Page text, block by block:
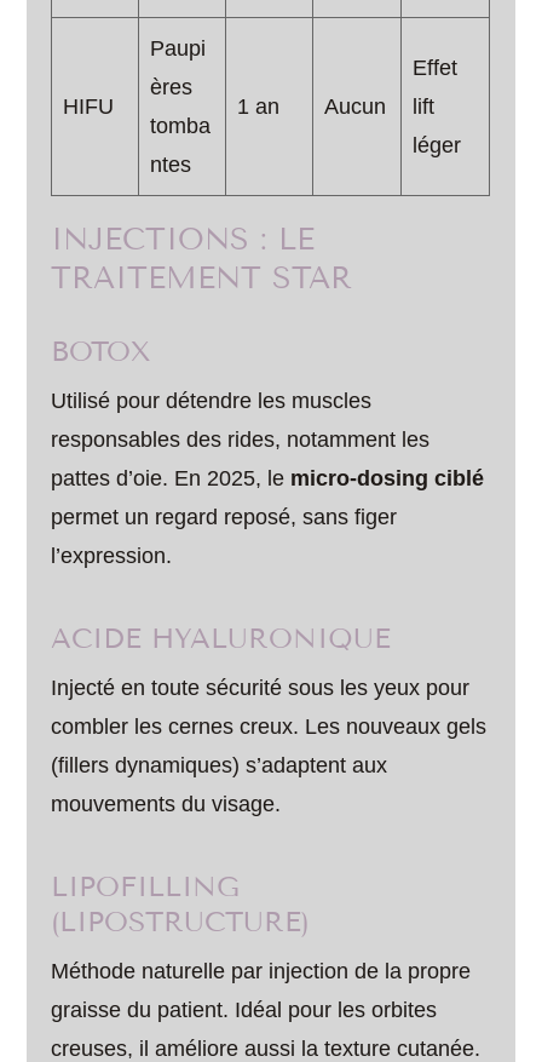
HIFU
Paupi
ères
tomba
ntes
1 an Aucun
Effet
lift
léger
INJECTIONS : LE
TRAITEMENT STAR
BOTOX
Utilisé pour détendre les muscles
responsables des rides, notamment les
pattes d’oie. En 2025, le micro-dosing ciblé
permet un regard reposé, sans figer
l’expression.
ACIDE HYALURONIQUE
Injecté en toute sécurité sous les yeux pour
combler les cernes creux. Les nouveaux gels
(fillers dynamiques) s’adaptent aux
mouvements du visage.
LIPOFILLING
(LIPOSTRUCTURE)
Méthode naturelle par injection de la propre
graisse du patient. Idéal pour les orbites
creuses, il améliore aussi la texture cutanée.